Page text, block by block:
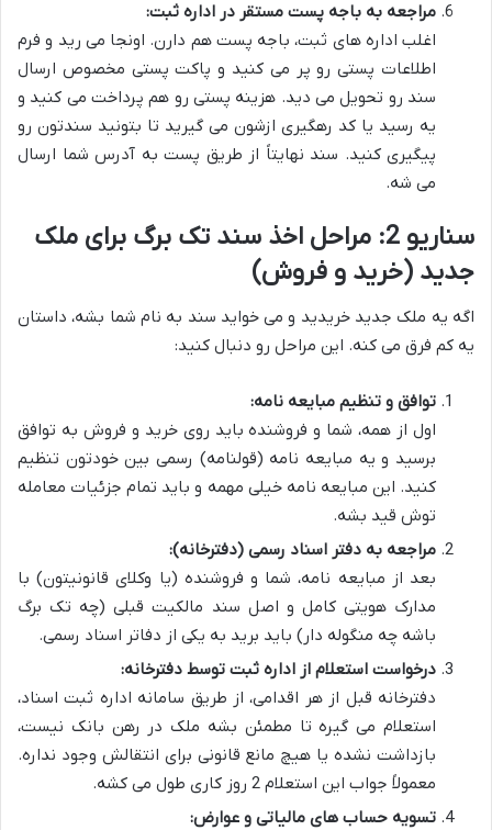
مراجعه به باجه پست مستقر در اداره ثبت:
اغلب اداره های ثبت، باجه پست هم دارن. اونجا می رید و فرم
اطلاعات پستی رو پر می کنید و پاکت پستی مخصوص ارسال
سند رو تحویل می دید. هزینه پستی رو هم پرداخت می کنید و
یه رسید یا کد رهگیری ازشون می گیرید تا بتونید سندتون رو
پیگیری کنید. سند نهایتاً از طریق پست به آدرس شما ارسال
می شه.
سناریو 2: مراحل اخذ سند تک برگ برای ملک
جدید (خرید و فروش)
اگه یه ملک جدید خریدید و می خواید سند به نام شما بشه، داستان
یه کم فرق می کنه. این مراحل رو دنبال کنید:
توافق و تنظیم مبایعه نامه:
اول از همه، شما و فروشنده باید روی خرید و فروش به توافق
برسید و یه مبایعه نامه (قولنامه) رسمی بین خودتون تنظیم
کنید. این مبایعه نامه خیلی مهمه و باید تمام جزئیات معامله
توش قید بشه.
مراجعه به دفتر اسناد رسمی (دفترخانه):
بعد از مبایعه نامه، شما و فروشنده (یا وکلای قانونیتون) با
مدارک هویتی کامل و اصل سند مالکیت قبلی (چه تک برگ
باشه چه منگوله دار) باید برید به یکی از دفاتر اسناد رسمی.
درخواست استعلام از اداره ثبت توسط دفترخانه:
دفترخانه قبل از هر اقدامی، از طریق سامانه اداره ثبت اسناد،
استعلام می گیره تا مطمئن بشه ملک در رهن بانک نیست،
بازداشت نشده یا هیچ مانع قانونی برای انتقالش وجود نداره.
معمولاً جواب این استعلام 2 روز کاری طول می کشه.
تسویه حساب های مالیاتی و عوارض: